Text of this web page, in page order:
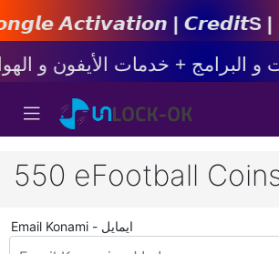
𝘼𝙘𝙩𝙞𝙫𝙖𝙩𝙞𝙤𝙣 |
550 eFootball
Email Konami - ايمايل